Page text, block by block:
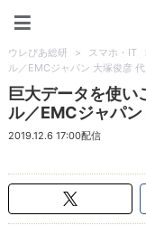
ウレぴあ総研 > スマホ・IT
ル／EMCジャパン 大塚俊彦
巨大データを使
ル／EMCジャパ
2019.12.6 17:00配信